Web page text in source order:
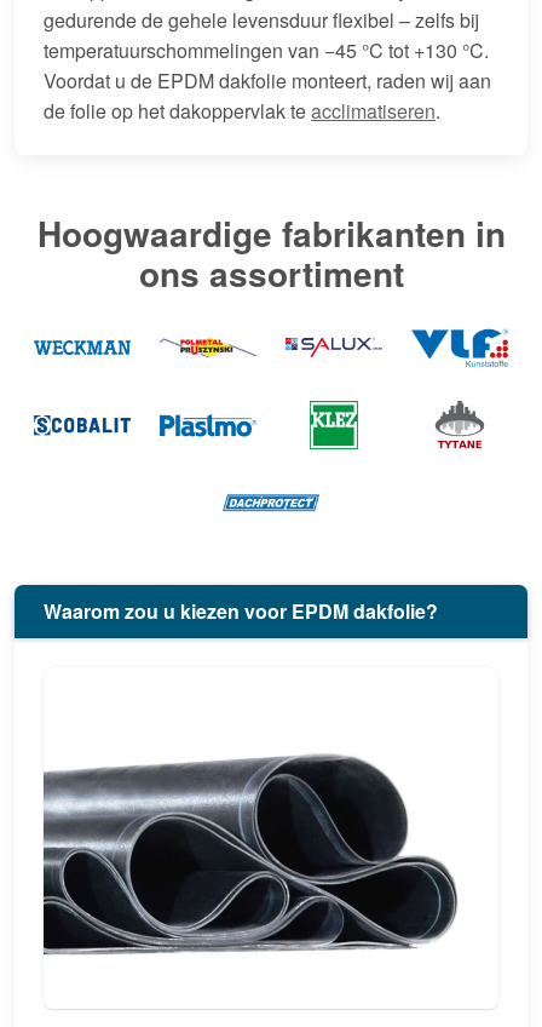
gedurende de gehele levensduur flexibel – zelfs bij
temperatuurschommelingen van −45 °C tot +130 °C.
Voordat u de EPDM dakfolie monteert, raden wij aan
de folie op het dakoppervlak teacclimatiseren.
Hoogwaardige fabrikanten in
ons assortiment
Waarom zou u kiezen voor EPDM dakfolie?